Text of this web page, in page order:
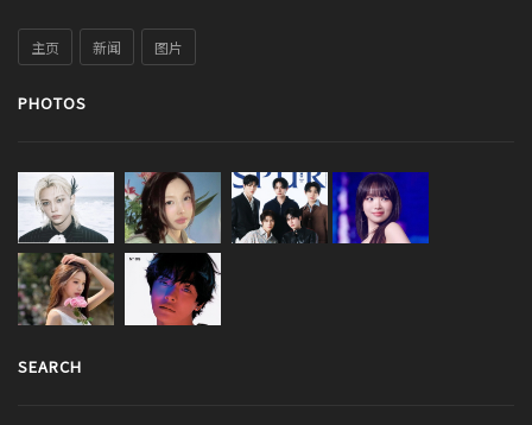
主页 新闻 图片
PHOTOS
SEARCH